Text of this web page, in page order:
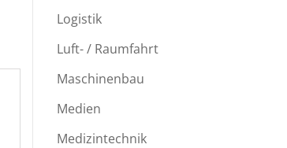
Logistik
Luft- / Raumfahrt
Maschinenbau
Medien
Medizintechnik